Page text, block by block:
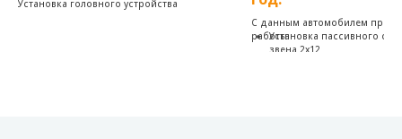
Установка головного устройства
С данным автомобилем
работы:Установка пассивного
звена 2х12